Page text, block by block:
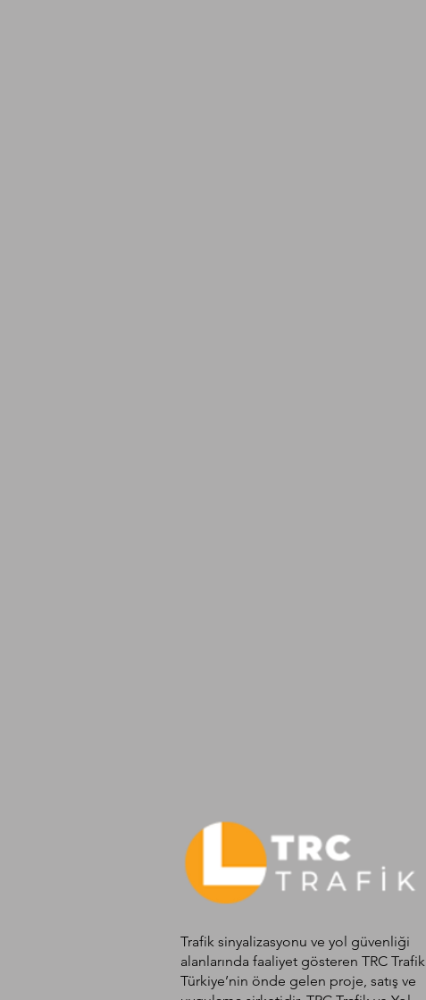
Trafik sinyalizasyonu ve yol güvenliği
alanlarında faaliyet gösteren TRC Trafik
Türkiye’nin önde gelen proje, satış ve